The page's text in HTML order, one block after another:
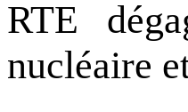
RTE
nucléaire